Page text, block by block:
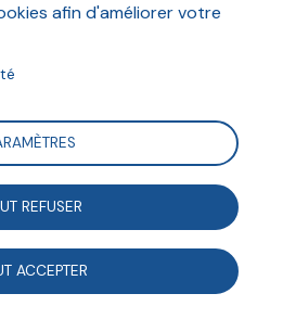
des relations
pour les femmes en
en ligne
afin d'améliorer votre
REFUSER
ACCEPTER